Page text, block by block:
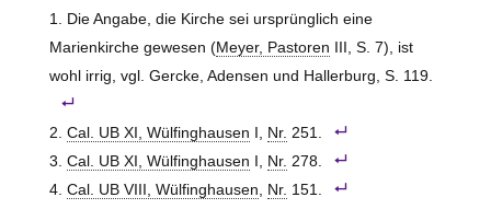
Die Angabe, die Kirche sei ursprünglich eine
Marienkirche gewesen (Meyer, Pastoren III, S. 7), ist
wohl irrig, vgl. Gercke, Adensen und Hallerburg, S. 119.
Cal. UB XI, Wülfinghausen I, Nr. 251.
Cal. UB XI, Wülfinghausen I, Nr. 278.
Cal. UB VIII, Wülfinghausen, Nr. 151.